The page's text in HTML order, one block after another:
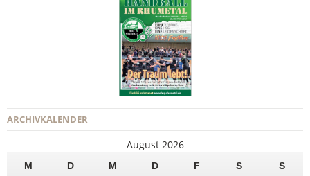
ARCHIVKALENDER
August 2026
M D M D F S
S